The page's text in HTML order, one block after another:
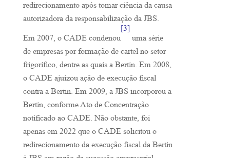
redirecionamento após tomar ciência da causa
autorizadora da responsabilização da JBS.
Em 2007, o CADE condenou
[3]
uma série
de empresas por formação de cartel no setor
frigorífico, dentre as quais a Bertin. Em 2008,
o CADE ajuizou ação de execução fiscal
contra a Bertin. Em 2009, a JBS incorporou a
Bertin, conforme Ato de Concentração
notificado ao CADE. Não obstante, foi
apenas em 2022 que o CADE solicitou o
redirecionamento da execução fiscal da Bertin